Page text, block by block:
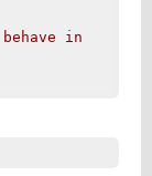
behave
in